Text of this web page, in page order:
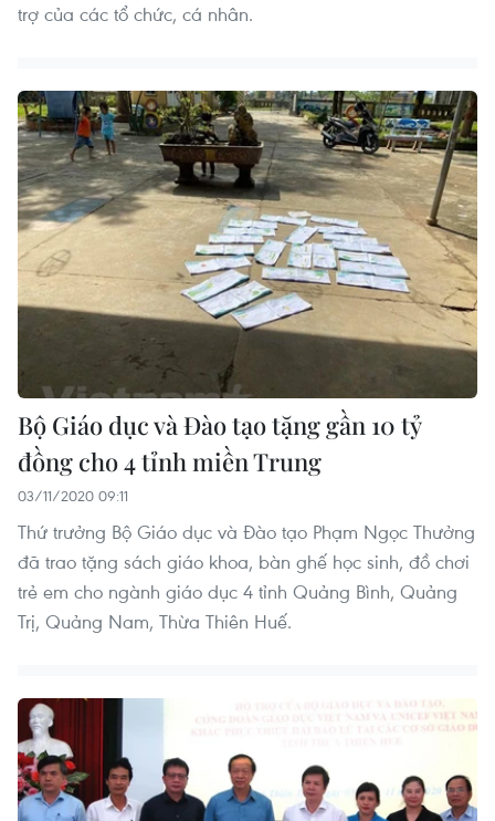
trợ của các tổ chức, cá nhân.
Bộ Giáo dục và Đào tạo tặng gần 10 tỷ
đồng cho 4 tỉnh miền Trung
03/11/2020 09:11
Thứ trưởng Bộ Giáo dục và Đào tạo Phạm Ngọc Thưởng
đã trao tặng sách giáo khoa, bàn ghế học sinh, đồ chơi
trẻ em cho ngành giáo dục 4 tỉnh Quảng Bình, Quảng
Trị, Quảng Nam, Thừa Thiên Huế.